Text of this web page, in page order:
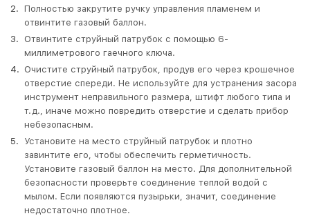
Полностью закрутите ручку управления пламенем и
отвинтите газовый баллон.
Отвинтите струйный патрубок с помощью 6-
миллиметрового гаечного ключа.
Очистите струйный патрубок, продув его через крошечное
отверстие спереди. Не используйте для устранения засора
инструмент неправильного размера, штифт любого типа и
т.д., иначе можно повредить отверстие и сделать прибор
небезопасным.
Установите на место струйный патрубок и плотно
завинтите его, чтобы обеспечить герметичность.
Установите газовый баллон на место. Для дополнительной
безопасности проверьте соединение теплой водой с
мылом. Если появляются пузырьки, значит, соединение
недостаточно плотное.